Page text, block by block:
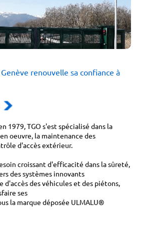
Genève renouvelle sa confiance à
1979, TGO s'est spécialisé dans la
oeuvre, la maintenance des
d'accès extérieur.
croissant d'efficacité dans la sûreté,
des systèmes innovants
d'accès des véhicules et des piétons,
ses
la marque déposée ULMALU®